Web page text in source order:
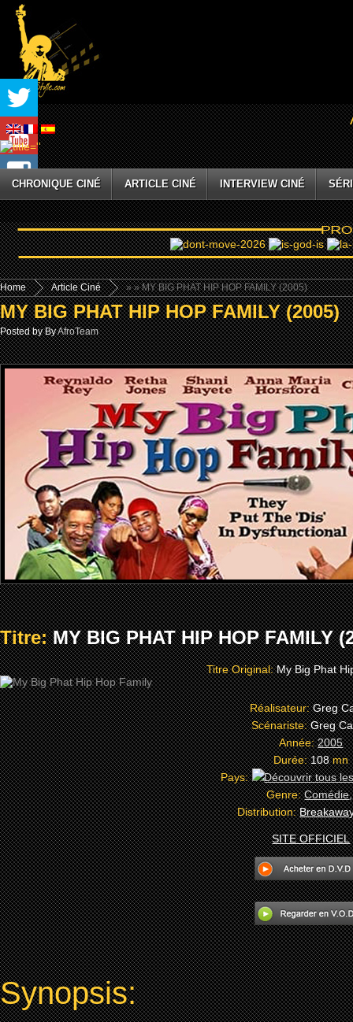
CHRONIQUE CINÉ ARTICLE CINÉ INTERVIEW CINÉ
Home »
Article Ciné » MY BIG PHAT HIP HOP FAMILY (2005)
MY BIG PHAT HIP HOP FAMILY (2005)
Posted by ByAfroTeam
Titre:MY BIG PHAT HIP HOP FAMILY
Titre Original:My Big Phat
Réalisateur:Greg
Scénariste:Greg
Année:2005
Durée:108mn
Pays:
Genre:Comédie
Distribution:
SITE OFFICIEL
Synopsis: